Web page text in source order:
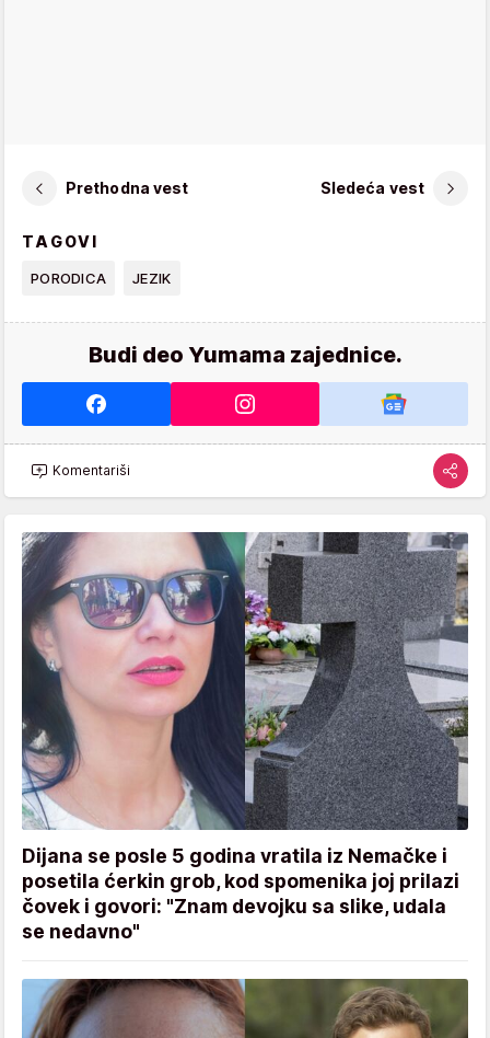
Prethodna vest Sledeća vest
TAGOVI
PORODICA JEZIK
Budi deo Yumama zajednice.
Komentariši
Dijana se posle 5 godina vratila iz Nemačke i
posetila ćerkin grob, kod spomenika joj prilazi
čovek i govori: "Znam devojku sa slike, udala
se nedavno"